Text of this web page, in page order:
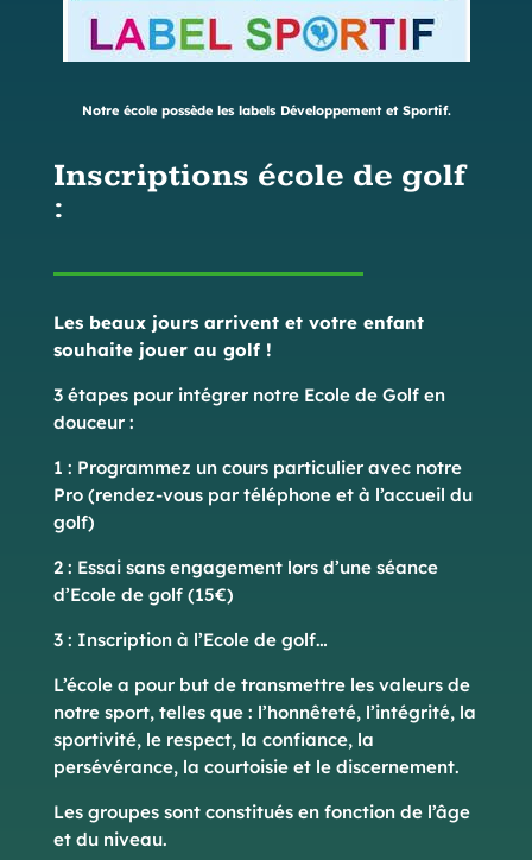
Notre école possède les labels Développement et Sportif.
Inscriptions école de golf
:
Les beaux jours arrivent et votre enfant
souhaite jouer au golf !
3 étapes pour intégrer notre Ecole de Golf en
douceur :
1 : Programmez un cours particulier avec notre
Pro (rendez-vous par téléphone et à l’accueil du
golf)
2 : Essai sans engagement lors d’une séance
d’Ecole de golf (15€)
3 : Inscription à l’Ecole de golf…
L’école a pour but de transmettre les valeurs de
notre sport, telles que : l’honnêteté, l’intégrité, la
sportivité, le respect, la confiance, la
persévérance, la courtoisie et le discernement.
Les groupes sont constitués en fonction de l’âge
et du niveau.